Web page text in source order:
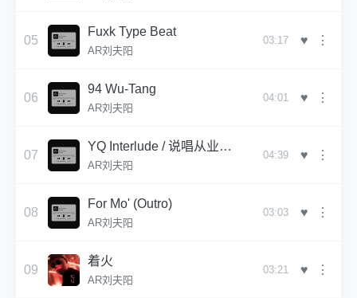
05
Fuxk Type Beat
AR刘夫阳
03:17 ♥ ⋮
06
94 Wu-Tang
AR刘夫阳
04:01 ♥ ⋮
07
YQ Interlude / 说唱从业规范守则 (ft. YoungQueenz)
AR刘夫阳
04:39 ♥ ⋮
08
For Mo' (Outro)
AR刘夫阳
03:03 ♥ ⋮
09
着火
AR刘夫阳
03:21 ♥ ⋮